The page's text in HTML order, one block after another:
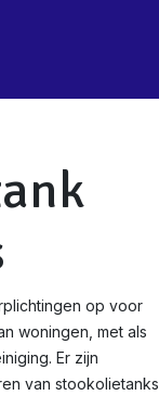
op voor
woningen, met als
Er zijn
van stookolietanks,